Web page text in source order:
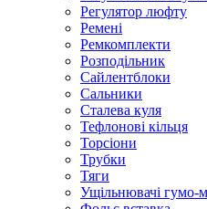
Регулятор люфту
Ремені
Ремкомплекти
Розподільник
Сайлентблоки
Сальники
Сталева куля
Тефлонові кільця
Торсіони
Трубки
Тяги
Ущільнювачі гумо-